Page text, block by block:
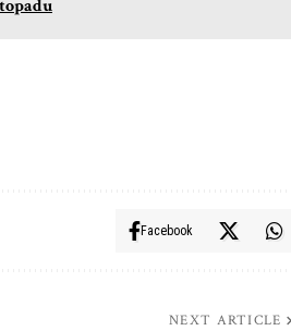
Facebook
NEXT ARTICLE